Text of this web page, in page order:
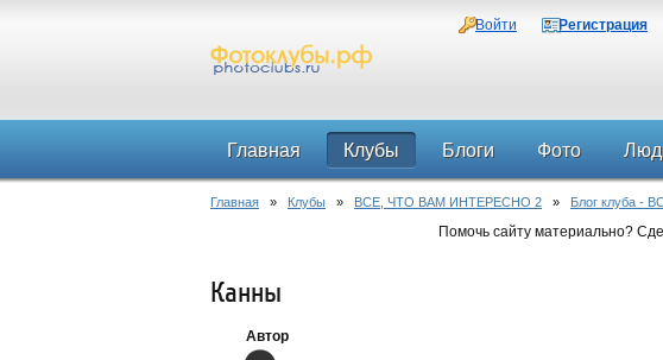
Войти Регистрация
Главная Клубы Блоги Фото
Главная » Клубы » ВСЕ, ЧТО ВАМ ИНТЕРЕСНО 2 » Блог клуба -
Помочь сайту материально?
Канны
Автор